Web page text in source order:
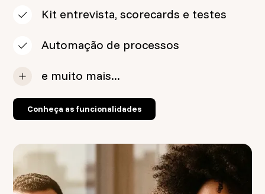
Kit entrevista, scorecards e testes
Automação de processos
e muito mais...
Conheça as funcionalidades